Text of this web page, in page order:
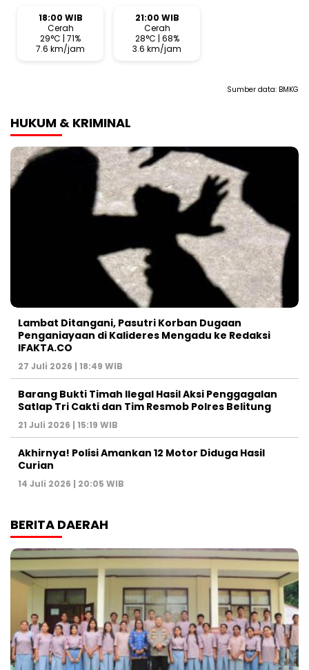
18:00 WIB
Cerah
29°C | 71%
7.6 km/jam
21:00 WIB
Cerah
28°C | 68%
3.6 km/jam
Sumber data: BMKG
HUKUM & KRIMINAL
Lambat Ditangani, Pasutri Korban Dugaan
Penganiayaan di Kalideres Mengadu ke Redaksi
IFAKTA.CO
27 Juli 2026 | 18:49 WIB
Barang Bukti Timah Ilegal Hasil Aksi Penggagalan
Satlap Tri Cakti dan Tim Resmob Polres Belitung
21 Juli 2026 | 15:19 WIB
Akhirnya! Polisi Amankan 12 Motor Diduga Hasil
Curian
14 Juli 2026 | 20:05 WIB
BERITA DAERAH